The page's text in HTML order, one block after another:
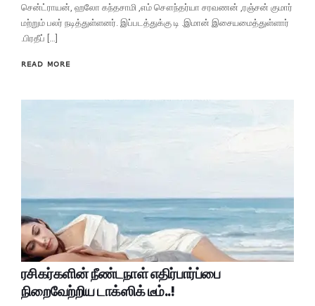
சென்ட்ராயன், ஹலோ கந்தசாமி ,எம் சௌந்தர்யா சரவணன் ,ரஞ்சன் குமார்
மற்றும் பலர் நடித்துள்ளனர். இப்படத்துக்கு டி .இமான் இசையமைத்துள்ளார்
.பிரதீப் […]
READ MORE
ரசிகர்களின் நீண்டநாள் எதிர்பார்ப்பை
நிறைவேற்றிய டாக்ஸிக் டீம்..!